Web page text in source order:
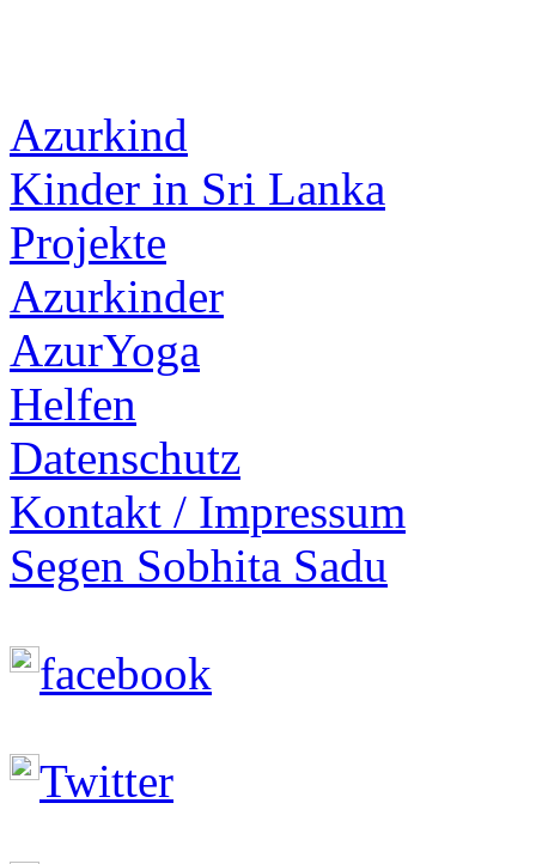
Azurkind
Kinder in Sri Lanka
Projekte
Azurkinder
AzurYoga
Helfen
Datenschutz
Kontakt / Impressum
Segen Sobhita Sadu
facebook
Twitter